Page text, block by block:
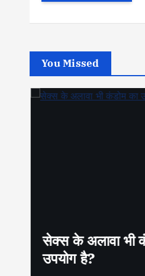
You Missed
सेक्स के अलावा भी
उपयोग है?